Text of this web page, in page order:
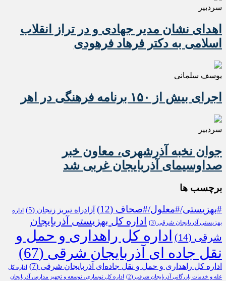
سردبیر
اهدای نشان مدیر جهادی و در تراز انقلاب
اسلامی به دکتر فرهاد فرهودی
یوسف سلمانی
اجرای بیش از ۱۵۰ برنامه فرهنگی در اهر
سردبیر
جوان نخبه آذرشهری، معاون خبر
صداوسیمای آذربایجان غربی شد
برچسب ها
#بهزیستی/#معلول/#صحاف (12) آزادراه تبریز زنجان (5)
اداره
بهزیستی آذربایجان شرقی (3)
اداره کل بهزیستی آذربایجان
شرقی (14)
اداره کل راهداری و حمل و
نقل جاده ای آذربایجان شرقی (67)
اداره کل راهداری و حمل و نقل جاده‌ای آذربایجان شرقی (7)
اداره کل
غله و خدمات بازرگانی آذربایجان شرقی (2)
اداره کل نوسازی، توسعه و تجهیز مدارس آذربایجان